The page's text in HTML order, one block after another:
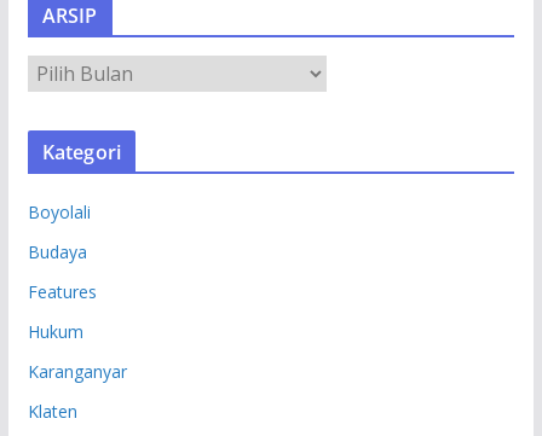
ARSIP
R
S
Kategori
Boyolali
Budaya
Features
Hukum
Karanganyar
Klaten